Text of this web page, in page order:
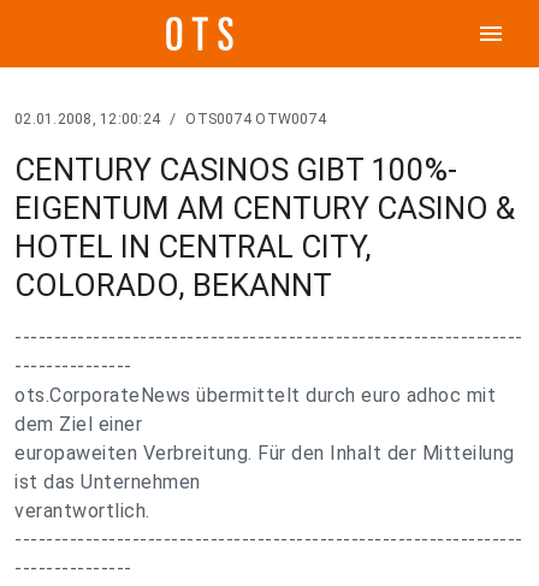
menu
02.01.2008, 12:00:24 / OTS0074 OTW0074
CENTURY CASINOS GIBT 100%-
EIGENTUM AM CENTURY CASINO &
HOTEL IN CENTRAL CITY,
COLORADO, BEKANNT
-----------------------------------------------------------------
---------------
ots.CorporateNews übermittelt durch euro adhoc mit
dem Ziel einer
europaweiten Verbreitung. Für den Inhalt der Mitteilung
ist das Unternehmen
verantwortlich.
-----------------------------------------------------------------
---------------